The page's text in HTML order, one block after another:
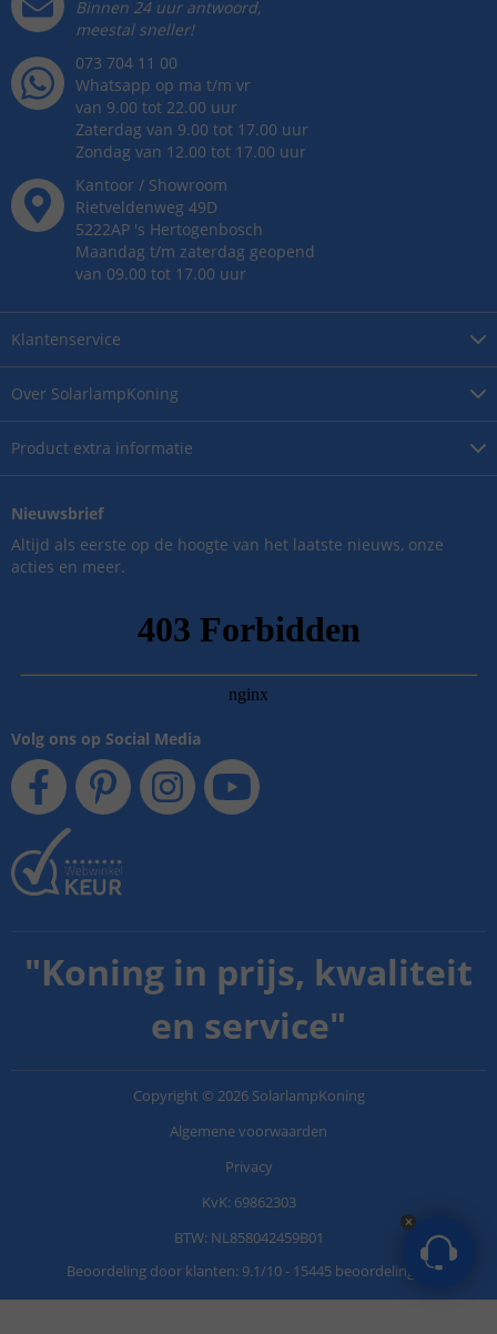
Over SolarlampKoning
Product extra informatie
Klantenservice
Binnen 24 uur antwoord,
meestal sneller!
073 704 11 00
Whatsapp op ma t/m vr
van 9.00 tot 22.00 uur
Zaterdag van 9.00 tot 17.00 uur
Zondag van 12.00 tot 17.00 uur
Kantoor / Showroom
Rietveldenweg 49D
5222AP 's Hertogenbosch
Maandag t/m zaterdag geopend
van 09.00 tot 17.00 uur
Nieuwsbrief
Altijd als eerste op de hoogte van het laatste nieuws, onze
acties en meer.
Volg ons op Social Media
"Koning in prijs, kwaliteit
en service"
Copyright © 2026 SolarlampKoning
Algemene voorwaarden
Privacy
KvK: 69862303
BTW: NL858042459B01
Beoordeling door klanten: 9.1/10- 15445 beoordelingen